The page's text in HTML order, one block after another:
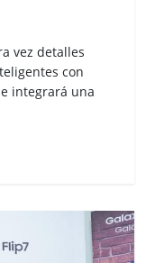
vez detalles
con
integrará una